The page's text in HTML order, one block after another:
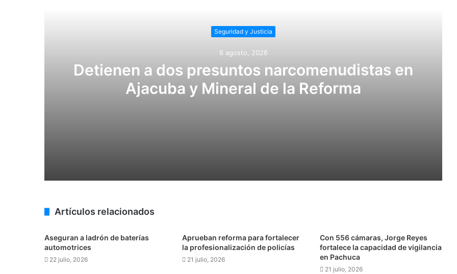
Seguridad y Justicia
6 agosto, 2026
Detienen a dos presuntos narcomenudistas en
Ajacuba y Mineral de la Reforma
4 agosto, 2026
Artículos relacionados
Aseguran a ladrón de baterías
automotrices
22 julio, 2026
Aprueban reforma para fortalecer
la profesionalización de policías
21 julio, 2026
Con 556 cámaras, Jorge Reyes
fortalece la capacidad de vigilancia
en Pachuca
21 julio, 2026